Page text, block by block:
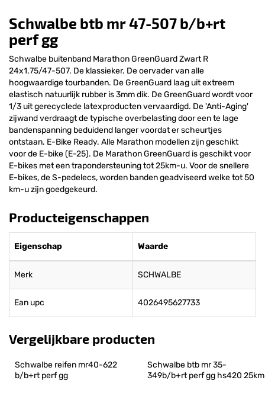
Schwalbe btb mr 47-507 b/b+rt
perf gg
Schwalbe buitenband Marathon GreenGuard Zwart R
24x1.75/47-507. De klassieker. De oervader van alle
hoogwaardige tourbanden. De GreenGuard laag uit extreem
elastisch natuurlijk rubber is 3mm dik. De GreenGuard wordt voor
1/3 uit gerecyclede latexproducten vervaardigd. De 'Anti-Aging'
zijwand verdraagt de typische overbelasting door een te lage
bandenspanning beduidend langer voordat er scheurtjes
ontstaan. E-Bike Ready. Alle Marathon modellen zijn geschikt
voor de E-bike (E-25). De Marathon GreenGuard is geschikt voor
E-bikes met een trapondersteuning tot 25km-u. Voor de snellere
E-bikes, de S-pedelecs, worden banden geadviseerd welke tot 50
km-u zijn goedgekeurd.
Producteigenschappen
Eigenschap Waarde
Merk SCHWALBE
Ean upc 4026495627733
Vergelijkbare producten
Schwalbe reifen mr40-622
b/b+rt perf gg
Schwalbe btb mr 35-
349b/b+rt perf gg hs420 25km